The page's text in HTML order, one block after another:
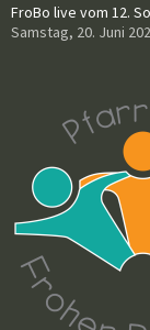
FroBo live vom 12.
Samstag, 20. Juni